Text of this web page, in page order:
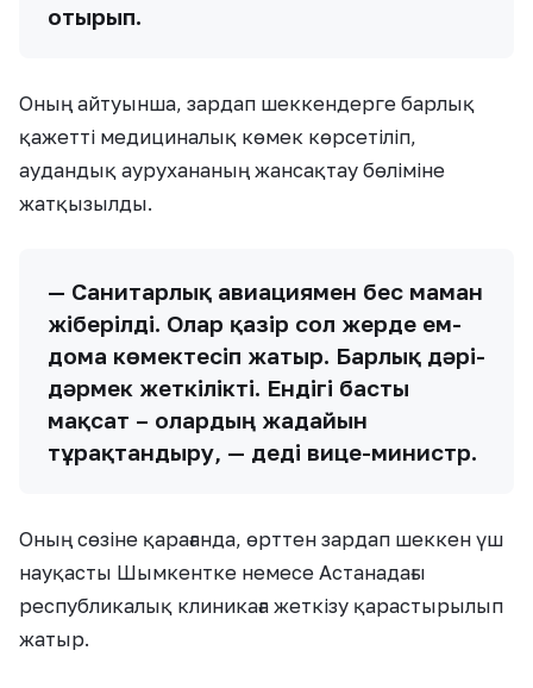
отырып.
Оның айтуынша, зардап шеккендерге барлық
қажетті медициналық көмек көрсетіліп,
аудандық аурухананың жансақтау бөліміне
жатқызылды.
— Санитарлық авиациямен бес маман
жіберілді. Олар қазір сол жерде ем-
домға көмектесіп жатыр. Барлық дәрі-
дәрмек жеткілікті. Ендігі басты
мақсат – олардың жағдайын
тұрақтандыру, — деді вице-министр.
Оның сөзіне қарағанда, өрттен зардап шеккен үш
науқасты Шымкентке немесе Астанадағы
республикалық клиникаға жеткізу қарастырылып
жатыр.